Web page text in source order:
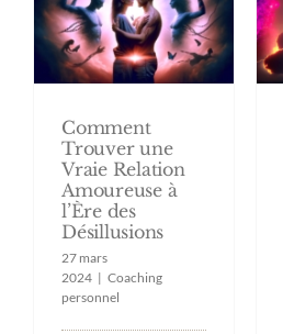
Comment
Trouver une
Vraie Relation
Amoureuse à
l’Ère des
Désillusions
27 mars
2024 | Coaching
personnel